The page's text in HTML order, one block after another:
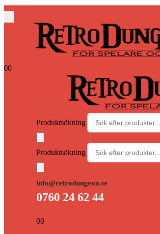
00
Produktsökning
Produktsökning
info@retrodungeon.se
0760 24 62 44
00